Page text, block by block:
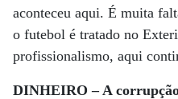
aconteceu aqui. É muita
o futebol é tratado no
profissionalismo, aqui
DINHEIRO – A